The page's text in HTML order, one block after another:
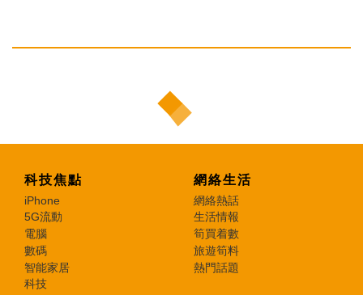
科技焦點
iPhone
5G流動
電腦
數碼
智能家居
科技
網絡生活
網絡熱話
生活情報
筍買着數
旅遊筍料
熱門話題